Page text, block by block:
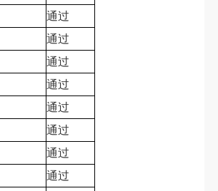
通过
通过
通过
通过
通过
通过
通过
通过